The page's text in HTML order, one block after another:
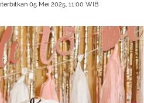
05 Mei 2025, 11:00 WIB